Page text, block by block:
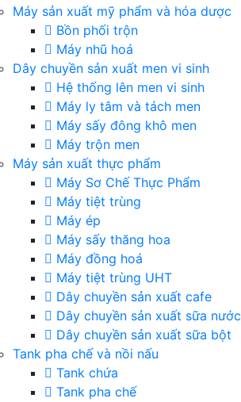
Máy sản xuất mỹ phẩm và hóa dược
Bồn phối trộn
Máy nhũ hoá
Dây chuyền sản xuất men vi sinh
Hệ thống lên men vi sinh
Máy ly tâm và tách men
Máy sấy đông khô men
Máy trộn men
Máy sản xuất thực phẩm
Máy Sơ Chế Thực Phẩm
Máy tiệt trùng
Máy ép
Máy sấy thăng hoa
Máy đồng hoá
Máy tiệt trùng UHT
Dây chuyền sản xuất cafe
Dây chuyền sản xuất sữa nước
Dây chuyền sản xuất sữa bột
Tank pha chế và nồi nấu
Tank chứa
Tank pha chế